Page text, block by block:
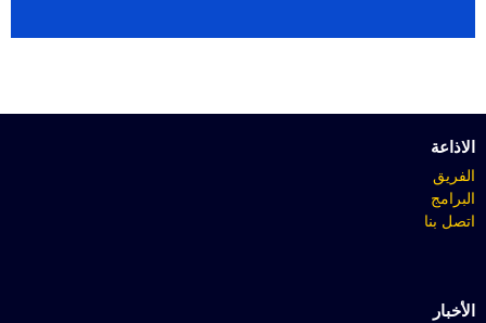
الاذاعة
الفريق
البرامج
اتصل بنا
الأخبار